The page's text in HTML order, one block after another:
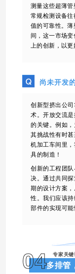
测量这些超薄
常规检测设备
值的可靠性。
间，这一市场
上的创新，以
尚未开发
创新型挤出公
术。开放交流
的关键。例如
其挑战性有时
机加工车间里
具的制造！
创新的工程团
决。通过共同
期的设计方案
性。我们应该
部件的实现可
04 专家关
多排管